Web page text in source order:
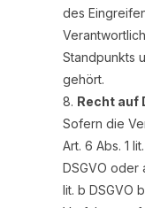
des
Standpunkts
gehört.
Recht auf
Sofern die
Art. 6 Abs. 1
DSGVO oder
lit. b DSGVO